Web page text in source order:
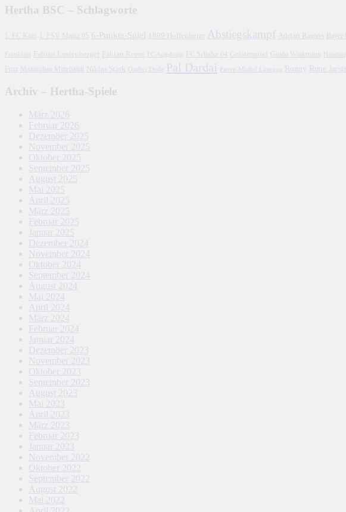
Hertha BSC – Schlagworte
1. FC Köln 1. FSV Mainz 05 6-Punkte-Spiel 1899 Hoffenheim Abstiegskampf Adrian Ramos
Fabian Lustenberger Fabian Reese FC Schalke 04 Geisterspiel Guido Winkmann
Maximilian Mittelstädt Niklas Stark Pal Dardai Pierre-Michel Lasogga Ronny Rune
Archiv – Hertha-Spiele
März 2026
Februar 2026
Dezember 2025
November 2025
Oktober 2025
September 2025
August 2025
Mai 2025
April 2025
März 2025
Februar 2025
Januar 2025
Dezember 2024
November 2024
Oktober 2024
September 2024
August 2024
Mai 2024
April 2024
März 2024
Februar 2024
Januar 2024
Dezember 2023
November 2023
Oktober 2023
September 2023
August 2023
Mai 2023
April 2023
März 2023
Februar 2023
Januar 2023
November 2022
Oktober 2022
September 2022
August 2022
Mai 2022